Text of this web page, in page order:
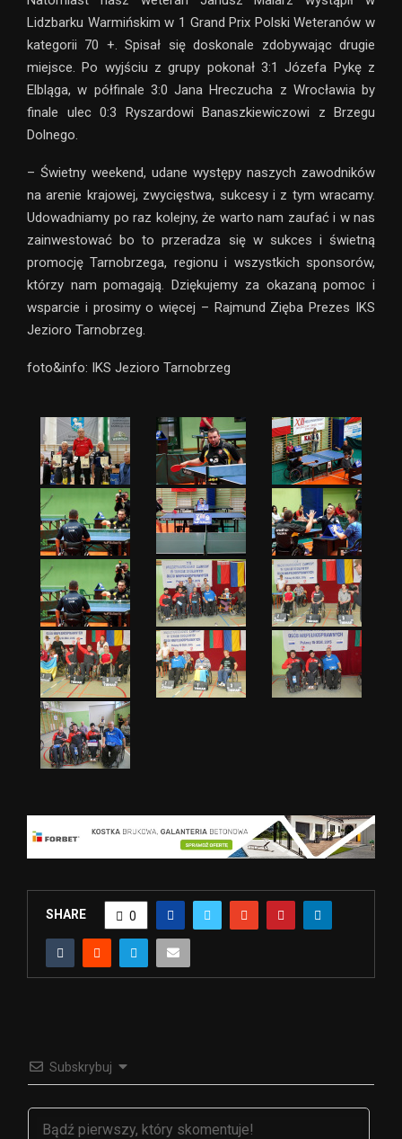
Lidzbarku Warmińskim w 1 Grand Prix Polski Weteranów w
kategorii 70 +. Spisał się doskonale zdobywając drugie
miejsce. Po wyjściu z grupy pokonał 3:1 Józefa Pykę z
Elbląga, w półfinale 3:0 Jana Hreczucha z Wrocławia by
finale ulec 0:3 Ryszardowi Banaszkiewiczowi z Brzegu
Dolnego.
– Świetny weekend, udane występy naszych zawodników
na arenie krajowej, zwycięstwa, sukcesy i z tym wracamy.
Udowadniamy po raz kolejny, że warto nam zaufać i w nas
zainwestować bo to przeradza się w sukces i świetną
promocję Tarnobrzega, regionu i wszystkich sponsorów,
którzy nam pomagają. Dziękujemy za okazaną pomoc i
wsparcie i prosimy o więcej – Rajmund Zięba Prezes IKS
Jezioro Tarnobrzeg.
foto&info: IKS Jezioro Tarnobrzeg
SHARE 0
Subskrybuj